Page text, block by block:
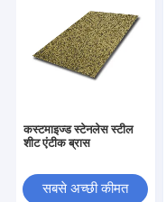
कस्टमाइज्ड स्टेनलेस स्टील
शीट एंटीक ब्रास
सबसे अच्छी कीमत